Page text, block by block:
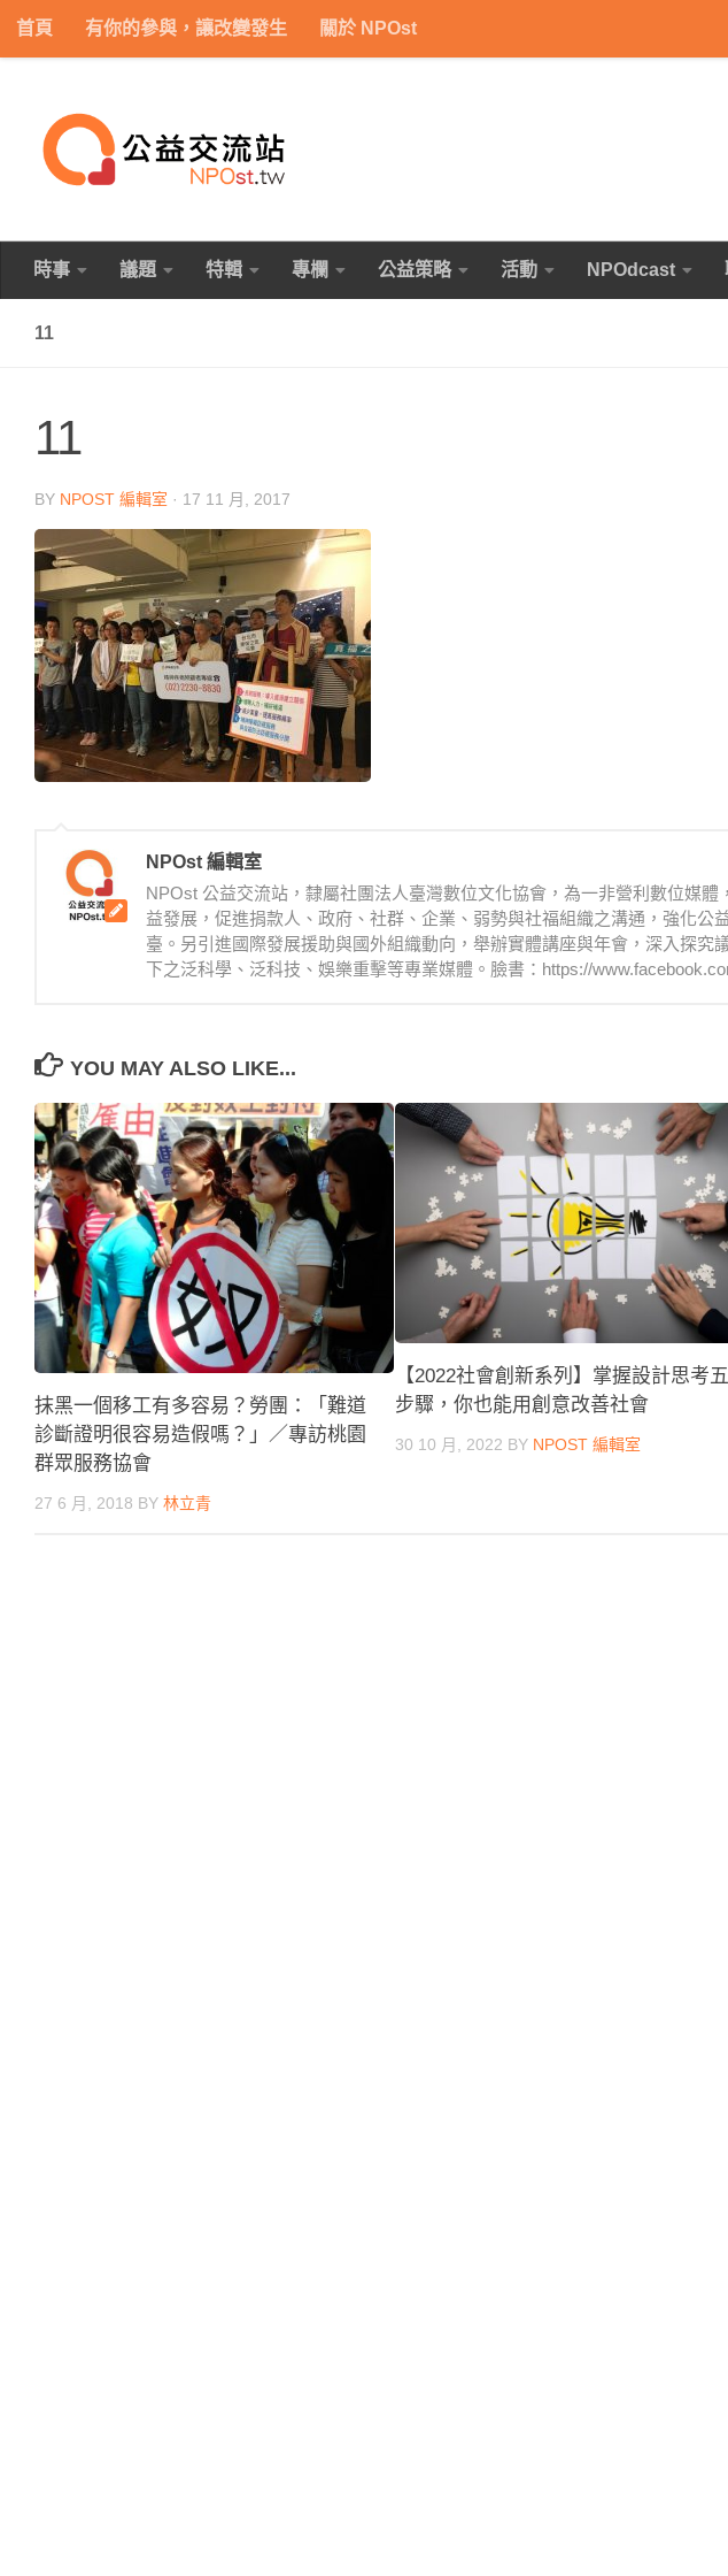
Skip to content
首頁 有你的參與，讓改變發生 關於 NPOst
時事 議題 特輯 專欄 公益策略 活動 NPOdcast
11
11
BY NPOST 編輯室 · 17 11 月, 2017
NPOst 編輯室
NPOst 公益交流站，隸屬社團法人臺灣數位文化協會，為一非營利數位媒
益發展，促進捐款人、政府、社群、企業、弱勢與社福組織之溝通，強化公
臺。另引進國際發展援助與國外組織動向，舉辦實體講座與年會，深入探究
下之泛科學、泛科技、娛樂重擊等專業媒體。臉書：https://
YOU MAY ALSO LIKE...
抹黑一個移工有多容易？勞團：「難道
診斷證明很容易造假嗎？」／專訪桃園
群眾服務協會
27 6 月, 2018 BY 林立青
【2022社會創新系列】掌握設計思考五
步驟，你也能用創意改善社會
30 10 月, 2022 BY NPOST 編輯室